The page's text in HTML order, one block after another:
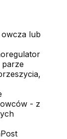
owcza lub
parze
- z